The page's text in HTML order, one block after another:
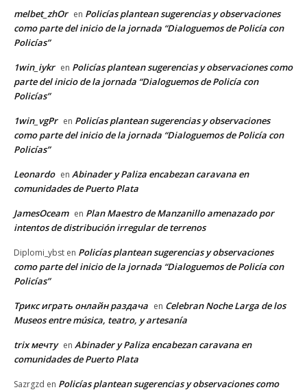
melbet_zhOr en Policías plantean sugerencias y observaciones
como parte del inicio de la jornada “Dialoguemos de Policía con
Policías”
1win_iykr en Policías plantean sugerencias y observaciones como
parte del inicio de la jornada “Dialoguemos de Policía con
Policías”
1win_vgPr en Policías plantean sugerencias y observaciones
como parte del inicio de la jornada “Dialoguemos de Policía con
Policías”
Leonardo en Abinader y Paliza encabezan caravana en
comunidades de Puerto Plata
JamesOceam en Plan Maestro de Manzanillo amenazado por
intentos de distribución irregular de terrenos
Diplomi_ybst en Policías plantean sugerencias y observaciones
como parte del inicio de la jornada “Dialoguemos de Policía con
Policías”
Трикс играть онлайн раздача en Celebran Noche Larga de los
Museos entre música, teatro, y artesanía
trix мечту en Abinader y Paliza encabezan caravana en
comunidades de Puerto Plata
Sazrgzd en Policías plantean sugerencias y observaciones como